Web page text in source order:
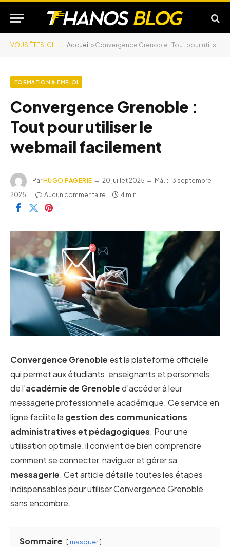
VOUS ÊTES ICI : Accueil » Convergence Grenoble : Tout pour utiliser le webmail facilement
FORMATION & EMPLOI
Convergence Grenoble :
Tout pour utiliser le
webmail facilement
ParHUGO PAGERIE 20 juillet 2025 MàJ : 3 septembre
2025
Aucun commentaire 4 min
Convergence Grenoble est la plateforme officielle
qui permet aux étudiants, enseignants et personnels
de l’académie de Grenobled’accéder à leur
messagerie professionnelle académique. Ce service en
ligne facilite la gestion des communications
administratives et pédagogiques. Pour une
utilisation optimale, il convient de bien comprendre
comment se connecter, naviguer et gérer sa
messagerie. Cet article détaille toutes les étapes
indispensables pour utiliser Convergence Grenoble
sans encombre.
Sommaire masquer